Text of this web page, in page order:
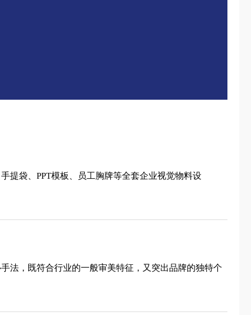
提袋、PPT模板、员工胸牌等全套企业视觉物料设
法，既符合行业的一般审美特征，又突出品牌的独特个